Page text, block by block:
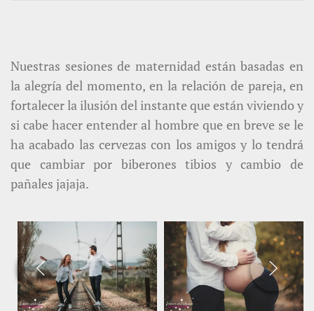
Nuestras sesiones de maternidad están basadas en
la alegría del momento, en la relación de pareja, en
fortalecer la ilusión del instante que están viviendo y
si cabe hacer entender al hombre que en breve se le
ha acabado las cervezas con los amigos y lo tendrá
que cambiar por biberones tibios y cambio de
pañales jajaja.